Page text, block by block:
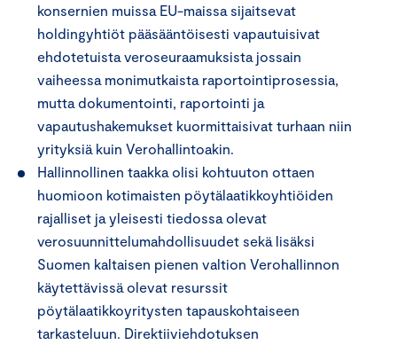
konsernien muissa EU-maissa sijaitsevat
holdingyhtiöt pääsääntöisesti vapautuisivat
ehdotetuista veroseuraamuksista jossain
vaiheessa monimutkaista raportointiprosessia,
mutta dokumentointi, raportointi ja
vapautushakemukset kuormittaisivat turhaan niin
yrityksiä kuin Verohallintoakin.
Hallinnollinen taakka olisi kohtuuton ottaen
huomioon kotimaisten pöytälaatikkoyhtiöiden
rajalliset ja yleisesti tiedossa olevat
verosuunnittelumahdollisuudet sekä lisäksi
Suomen kaltaisen pienen valtion Verohallinnon
käytettävissä olevat resurssit
pöytälaatikkoyritysten tapauskohtaiseen
tarkasteluun. Direktiiviehdotuksen